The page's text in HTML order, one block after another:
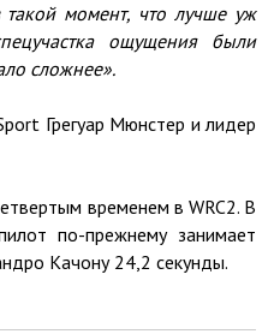
момент, что лучше уж
ощущения были
сложнее».
Грегуар Мюнстер и лидер
временем в WRC2. В
по-прежнему занимает
Качону 24,2 секунды.